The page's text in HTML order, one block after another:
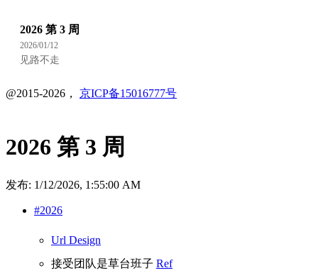
2026 第 3 周
2026/01/12
见路不走
@2015-2026， 京ICP备15016777号
2026 第 3 周
发布: 1/12/2026, 1:55:00 AM
#2026
Url Design
接受团队是草台班子 Ref